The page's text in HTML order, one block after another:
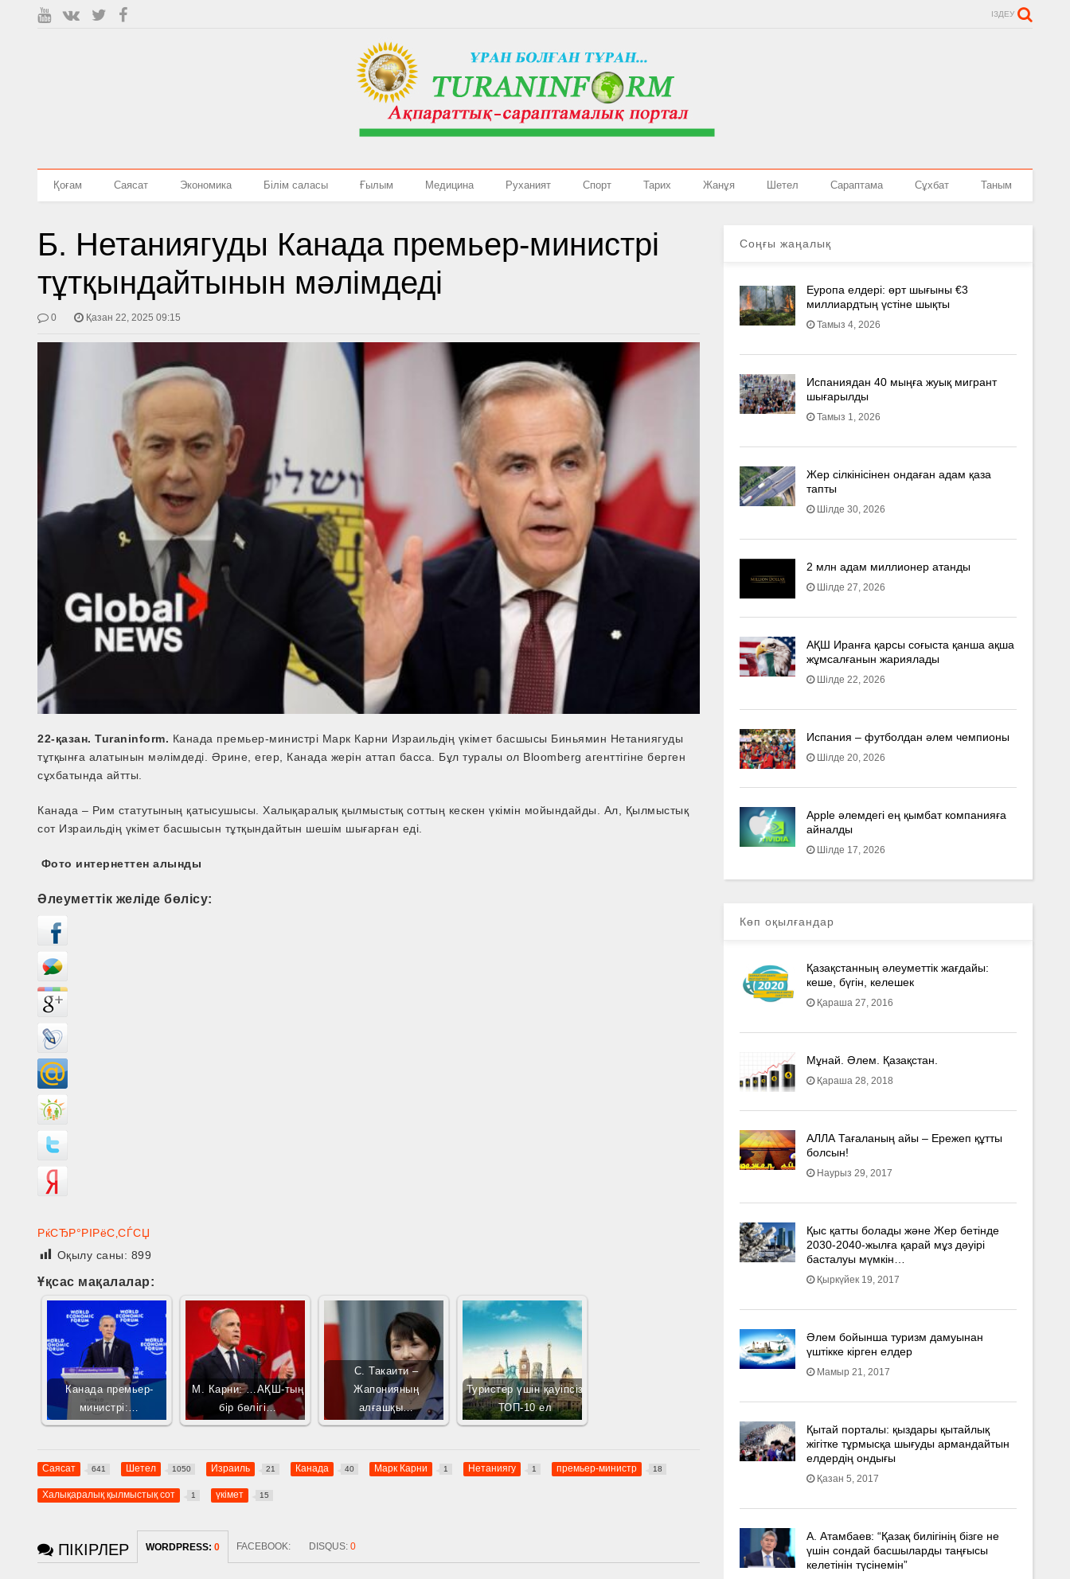
ІЗДЕУ
Қоғам Саясат Экономика Білім саласы Ғылым Медицина Руханият Спорт Тарих Жанұя Шетел Сараптама Сұхбат Таным
Б. Нетаниягуды Канада премьер-министрі
тұтқындайтынын мәлімдеді
0 Қазан 22, 2025 09:15
22-қазан. Turaninform. Канада премьер-министрі Марк Карни Израильдің үкімет басшысы Биньямин Нетаниягуды
тұтқынға алатынын мәлімдеді. Әрине, егер, Канада жерін аттап басса. Бұл туралы ол Bloomberg агенттігіне берген
сұхбатында айтты.
Канада – Рим статутының қатысушысы. Халықаралық қылмыстық соттың кескен үкімін мойындайды. Ал, Қылмыстық
сот Израильдің үкімет басшысын тұтқындайтын шешім шығарған еді.
Фото интернеттен алынды
Әлеуметтік желіде бөлісу:
РќСЂР°РІРёС‚СЃСЏ
Оқылу саны: 899
Ұқсас мақалалар:
Канада премьер-
министрі:…
М. Карни: …АҚШ-тың
бір бөлігі…
С. Такаити –
Жапонияның
алғашқы…
Туристер үшін қауіпсіз
ТОП-10 ел
Саясат 641 Шетел 1050 Израиль 21 Канада 40 Марк Карни 1 Нетаниягу 1 премьер-министр 18
Халықаралық қылмыстық сот 1 үкімет 15
ПІКІРЛЕР WORDPRESS:0 FACEBOOK: DISQUS:0
Соңғы жаңалық
Еуропа елдері: өрт шығыны €3
миллиардтың үстіне шықты
Тамыз 4, 2026
Испаниядан 40 мыңға жуық мигрант
шығарылды
Тамыз 1, 2026
Жер сілкінісінен ондаған адам қаза
тапты
Шілде 30, 2026
2 млн адам миллионер атанды
Шілде 27, 2026
АҚШ Иранға қарсы соғыста қанша ақша
жұмсалғанын жариялады
Шілде 22, 2026
Испания – футболдан әлем чемпионы
Шілде 20, 2026
Apple әлемдегі ең қымбат компанияға
айналды
Шілде 17, 2026
Көп оқылғандар
Қазақстанның әлеуметтік жағдайы:
кеше, бүгін, келешек
Қараша 27, 2016
Мұнай. Әлем. Қазақстан.
Қараша 28, 2018
АЛЛА Тағаланың айы – Ережеп құтты
болсын!
Наурыз 29, 2017
Қыс қатты болады және Жер бетінде
2030-2040­-жылға қарай мұз дәуірі
басталуы мүмкін…
Қыркүйек 19, 2017
Әлем бойынша туризм дамуынан
үштікке кірген елдер
Мамыр 21, 2017
Қытай порталы: қыздары қытайлық
жігітке тұрмысқа шығуды армандайтын
елдердің ондығы
Қазан 5, 2017
А. Атамбаев: “Қазақ билігінің бізге не
үшін сондай басшыларды таңғысы
келетінін түсінемін”